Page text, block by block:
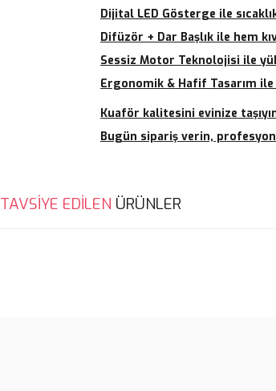
Dijital LED Gösterge ile
Difüzör + Dar Başlık ile hem
Sessiz Motor Teknolojisi ile
Ergonomik & Hafif Tasarım
Kuaför kalitesini evinize
Bugün sipariş verin,
Bu ürünün fiyat bilgisi, resim, ürün
noktaları öneri formunu kullanarak
TAVSİYE EDİLEN ÜRÜNLER